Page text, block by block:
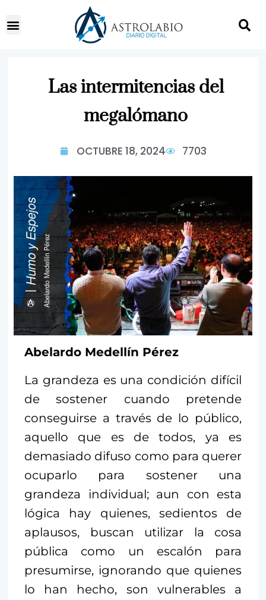
Las intermitencias del
megalómano
OCTUBRE 18, 2024 7703
Abelardo Medellín Pérez
La grandeza es una condición difícil
de sostener cuando pretende
conseguirse a través de lo público,
aquello que es de todos, ya es
demasiado difuso como para querer
ocuparlo para sostener una
grandeza individual; aun con esta
lógica hay quienes, sedientos de
aplausos, buscan utilizar la cosa
pública como un escalón para
presumirse, ignorando que quienes
lo han hecho, son vulnerables a